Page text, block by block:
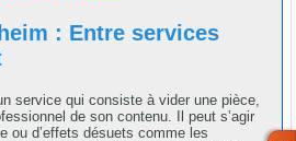
: Entre services
service qui consiste à vider une pièce,
de son contenu. Il peut s’agir
ou d’effets désuets comme les